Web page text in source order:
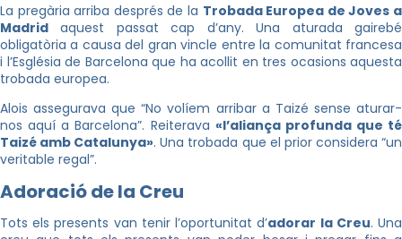
La pregària arriba després de la Trobada Europea de Joves a
Madrid aquest passat cap d’any. Una aturada gairebé
obligatòria a causa del gran vincle entre la comunitat francesa
i l’Església de Barcelona que ha acollit en tres ocasions aquesta
trobada europea.
Alois assegurava que “No volíem arribar a Taizé sense aturar-
nos aquí a Barcelona”. Reiterava «l’aliança profunda que té
Taizé amb Catalunya». Una trobada que el prior considera “un
veritable regal”.
Adoració de la Creu
Tots els presents van tenir l’oportunitat d’adorar la Creu. Una